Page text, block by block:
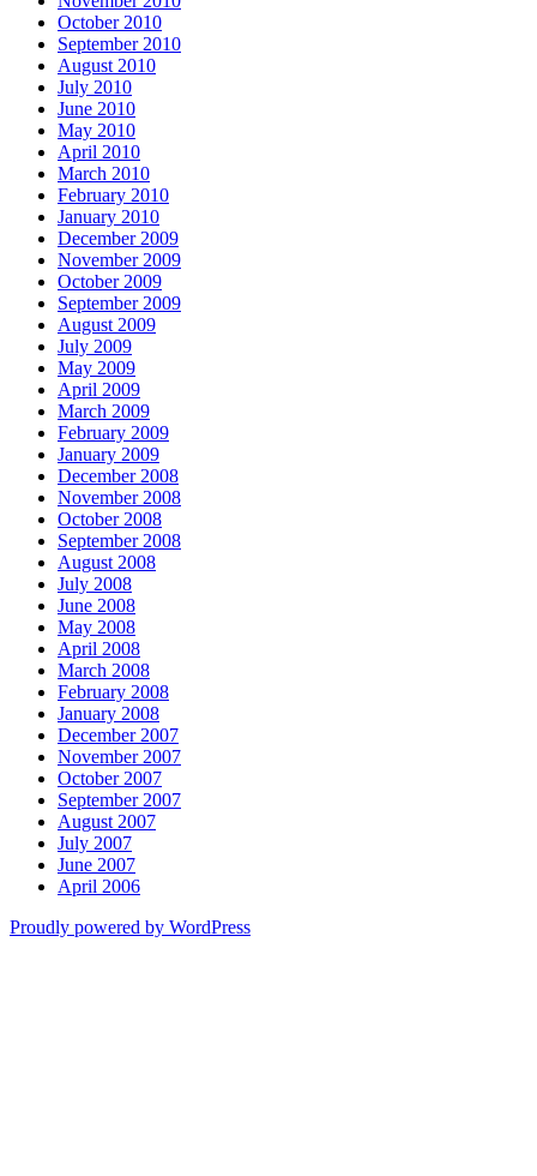
October 2010
September 2010
August 2010
July 2010
June 2010
May 2010
April 2010
March 2010
February 2010
January 2010
December 2009
November 2009
October 2009
September 2009
August 2009
July 2009
May 2009
April 2009
March 2009
February 2009
January 2009
December 2008
November 2008
October 2008
September 2008
August 2008
July 2008
June 2008
May 2008
April 2008
March 2008
February 2008
January 2008
December 2007
November 2007
October 2007
September 2007
August 2007
July 2007
June 2007
April 2006
Proudly powered by WordPress